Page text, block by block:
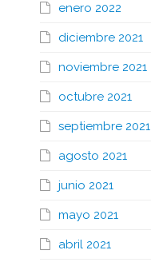
enero 2022
diciembre 2021
noviembre 2021
octubre 2021
septiembre 2021
agosto 2021
junio 2021
mayo 2021
abril 2021